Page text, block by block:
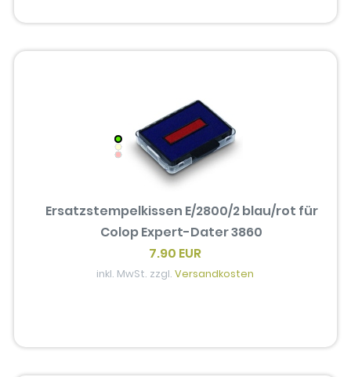
Ersatzstempelkissen E/2800/2 blau/rot für
Colop Expert-Dater 3860
7.90 EUR
inkl. MwSt. zzgl.Versandkosten